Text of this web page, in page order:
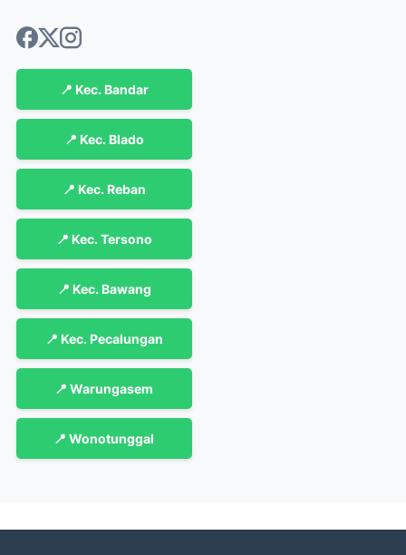
📍 Kec. Bandar
📍 Kec. Blado
📍 Kec. Reban
📍 Kec. Tersono
📍 Kec. Bawang
📍 Kec. Pecalungan
📍 Warungasem
📍 Wonotunggal